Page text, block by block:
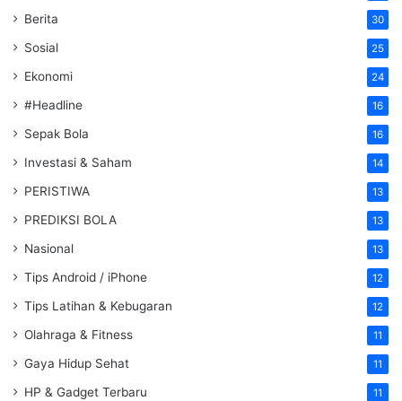
Berita 30
Sosial 25
Ekonomi 24
#Headline 16
Sepak Bola 16
Investasi & Saham 14
PERISTIWA 13
PREDIKSI BOLA 13
Nasional 13
Tips Android / iPhone 12
Tips Latihan & Kebugaran 12
Olahraga & Fitness 11
Gaya Hidup Sehat 11
HP & Gadget Terbaru 11